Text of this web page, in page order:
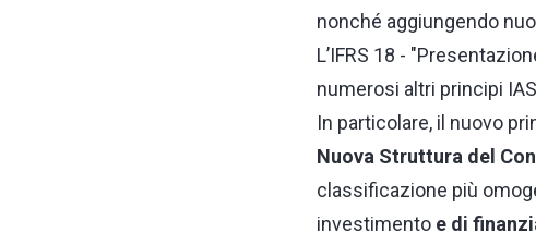
nonché aggiungendo
L’IFRS 18 -
numerosi altri principi
In particolare, il nuovo
Nuova Struttura del
classificazione più
investimento e di